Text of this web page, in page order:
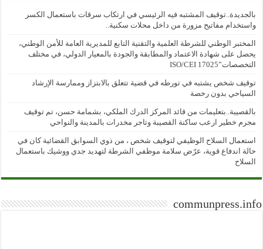
بالجديدة..توقيف المشتبه فيه الرئيسي في ارتكاب سرقات باستعمال الكسر
واستخدام مفاتيح مزورة من داخل محلات سكنية..
المختبر الوطني للشرطة العلمية والتقنية التابع للمديرية العامة للأمن الوطني،
يحصل على شهادة الاعتماد والمطابقة والجودة بالمعيار الدولي، في مختلف
التخصصات”ISO/CEI 17025
توقيف شخص يشتبه في تورطه في قضية تتعلق بالابتزاز وممارسة الإرشاد
السياحي بدون رخصة
بالقصيبة..بتعليمات من قائد المركز الدرك الملكي، بشمامة حسن، تم توقيف
مجرم خطير ارعب ساكنة القصيبة وتاجر مخدرات بالمدينة والنواحي
استعمال السلاح الوظيفي لتوقيف شخص ، من ذوي السوابق القضائية كان في
حالة اندفاع قوية، عرّض سلامة موظفي الشرطة لتهديد جدي ووشيك باستعمال
السلاح
communpress.info